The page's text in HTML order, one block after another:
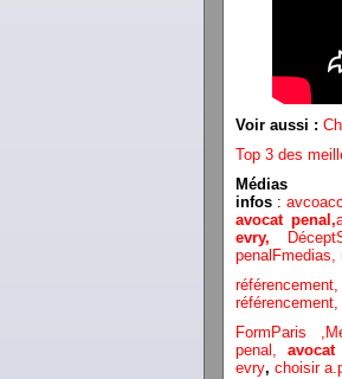
Voir aussi :
Top 3 des
Médias
infos :
avocat penal,
evry,
penalFmedias,
référencement,
référencement,
FormParis ,
penal,
evry, choisir